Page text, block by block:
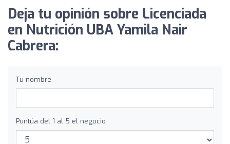
Deja tu opinión sobre Licenciada
en Nutrición UBA Yamila Nair
Cabrera:
Tu nombre
Puntúa del 1 al 5 el negocio